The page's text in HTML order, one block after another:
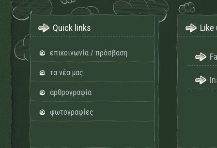
Quick links
επικοινωνία / πρόσβαση
τα νέα μας
αρθρογραφία
φωτογραφίες
Like